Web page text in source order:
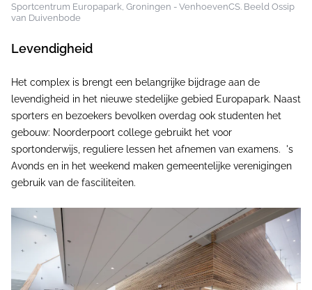
Sportcentrum Europapark, Groningen - VenhoevenCS. Beeld Ossip
van Duivenbode
Levendigheid
Het complex is brengt een belangrijke bijdrage aan de
levendigheid in het nieuwe stedelijke gebied Europapark. Naast
sporters en bezoekers bevolken overdag ook studenten het
gebouw: Noorderpoort college gebruikt het voor
sportonderwijs, reguliere lessen het afnemen van examens. 's
Avonds en in het weekend maken gemeentelijke verenigingen
gebruik van de fasciliteiten.